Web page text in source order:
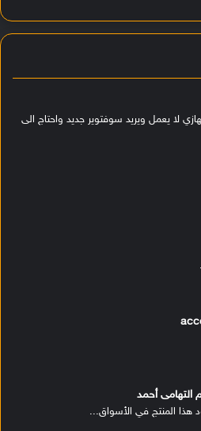
لا يعمل ويريد سوفتوير جديد واحتاج الى
أحمد
المنتج في الأسواق...